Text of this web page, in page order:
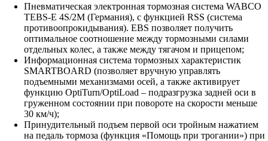
Пневматическая электронная тормозная система WABCO
TEBS-E 4S/2M (Германия), с функцией RSS (система
противоопрокидывания). EBS позволяет получить
оптимальное соотношение между тормозными силами
отдельных колес, а также между тягачом и прицепом;
Информационная система тормозных характеристик
SMARTBOARD (позволяет вручную управлять
подъемными механизмами осей, а также активирует
функцию OptiTurn/OptiLoad – подразгрузка задней оси в
груженном состоянии при повороте на скорости меньше
30 км/ч);
Принудительный подъем первой оси тройным нажатием
на педаль тормоза (функция «Помощь при трогании») при